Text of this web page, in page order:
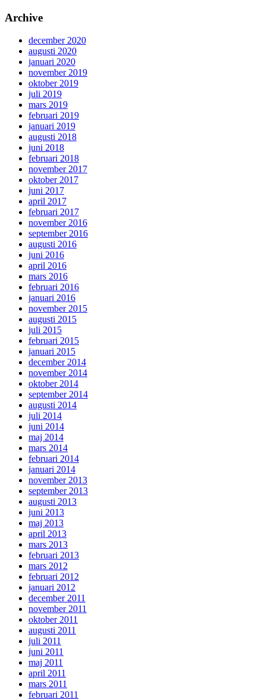
Archive
december 2020
augusti 2020
januari 2020
november 2019
oktober 2019
juli 2019
mars 2019
februari 2019
januari 2019
augusti 2018
juni 2018
februari 2018
november 2017
oktober 2017
juni 2017
april 2017
februari 2017
november 2016
september 2016
augusti 2016
juni 2016
april 2016
mars 2016
februari 2016
januari 2016
november 2015
augusti 2015
juli 2015
februari 2015
januari 2015
december 2014
november 2014
oktober 2014
september 2014
augusti 2014
juli 2014
juni 2014
maj 2014
mars 2014
februari 2014
januari 2014
november 2013
september 2013
augusti 2013
juni 2013
maj 2013
april 2013
mars 2013
februari 2013
mars 2012
februari 2012
januari 2012
december 2011
november 2011
oktober 2011
augusti 2011
juli 2011
juni 2011
maj 2011
april 2011
mars 2011
februari 2011